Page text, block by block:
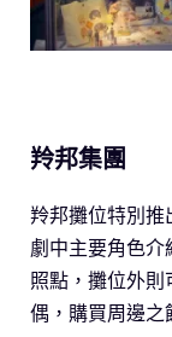
羚邦集團
羚邦攤位特別推
劇中主要角色
照點，攤位外則
偶，購買周邊之